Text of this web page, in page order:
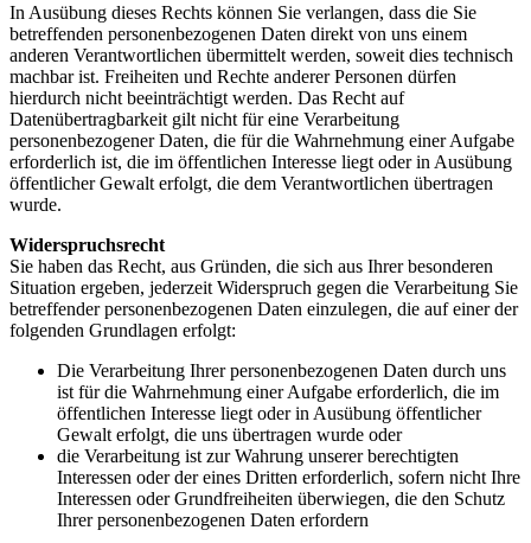
In Ausübung dieses Rechts können Sie verlangen, dass die Sie
betreffenden personenbezogenen Daten direkt von uns einem
anderen Verantwortlichen übermittelt werden, soweit dies technisch
machbar ist. Freiheiten und Rechte anderer Personen dürfen
hierdurch nicht beeinträchtigt werden. Das Recht auf
Datenübertragbarkeit gilt nicht für eine Verarbeitung
personenbezogener Daten, die für die Wahrnehmung einer Aufgabe
erforderlich ist, die im öffentlichen Interesse liegt oder in Ausübung
öffentlicher Gewalt erfolgt, die dem Verantwortlichen übertragen
wurde.
Widerspruchsrecht
Sie haben das Recht, aus Gründen, die sich aus Ihrer besonderen
Situation ergeben, jederzeit Widerspruch gegen die Verarbeitung Sie
betreffender personenbezogenen Daten einzulegen, die auf einer der
folgenden Grundlagen erfolgt:
Die Verarbeitung Ihrer personenbezogenen Daten durch uns
ist für die Wahrnehmung einer Aufgabe erforderlich, die im
öffentlichen Interesse liegt oder in Ausübung öffentlicher
Gewalt erfolgt, die uns übertragen wurde oder
die Verarbeitung ist zur Wahrung unserer berechtigten
Interessen oder der eines Dritten erforderlich, sofern nicht Ihre
Interessen oder Grundfreiheiten überwiegen, die den Schutz
Ihrer personenbezogenen Daten erfordern